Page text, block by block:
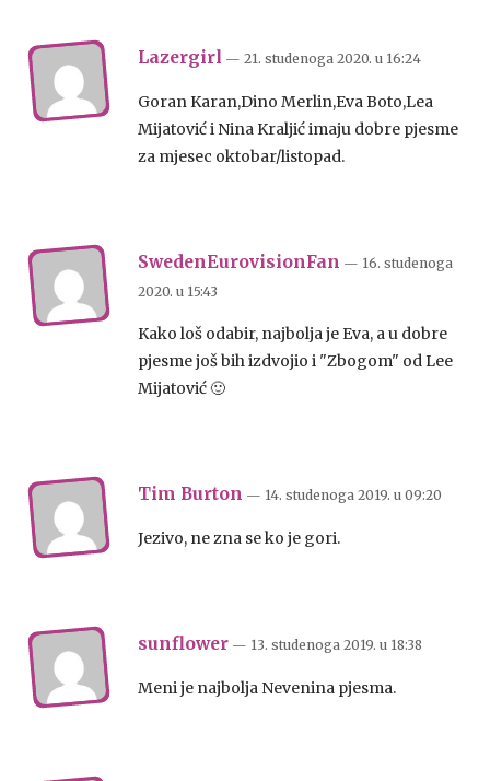
Lazergirl — 21. studenoga 2020. u 16:24
Goran Karan,Dino Merlin,Eva Boto,Lea
Mijatović i Nina Kraljić imaju dobre pjesme
za mjesec oktobar/listopad.
SwedenEurovisionFan — 16. studenoga
2020. u 15:43
Kako loš odabir, najbolja je Eva, a u dobre
pjesme još bih izdvojio i "Zbogom" od Lee
Mijatović 🙂
Tim Burton — 14. studenoga 2019. u 09:20
Jezivo, ne zna se ko je gori.
sunflower — 13. studenoga 2019. u 18:38
Meni je najbolja Nevenina pjesma.